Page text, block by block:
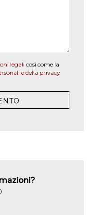
legali così come la
e della privacy